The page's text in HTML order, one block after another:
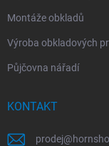
Montáže obkladů
Výroba obkladových
Půjčovna nářadí
KONTAKT
prodej@